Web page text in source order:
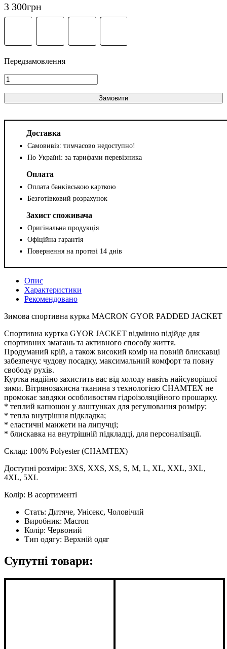
3 300грн
Замовити
Доставка
Самовивіз: тимчасово недоступно!
По Україні: за тарифами перевізника
Оплата
Оплата банківською карткою
Безготівковий розрахунок
Захист споживача
Оригінальна продукція
Офіційна гарантія
Повернення на протязі 14 днів
Опис
Характеристики
Рекомендовано
Зимова спортивна курка MACRON GYOR PADDED JACKET
Спортивна куртка GYOR JACKET відмінно підійде для
спортивних змагань та активного способу життя.
Продуманий крій, а також високий комір на повній блискавці
забезпечує чудову посадку, максимальний комфорт та повну
свободу рухів.
Куртка надійно захистить вас від холоду навіть найсуворішої
зими. Вітрянозахисна тканина з технологією CHAMTEX не
промокає завдяки особливостям гідроізоляційного прошарку.
* теплий капюшон у лаштунках для регулювання розміру;
* тепла внутрішня підкладка;
* еластичні манжети на липучці;
* блискавка на внутрішній підкладці, для персоналізації.
Склад: 100% Polyester (CHAMTEX)
Доступні розміри: 3XS, XXS, XS, S, M, L, XL, XXL, 3XL,
4XL, 5XL
Колір: В асортименті
Стать: Дитяче, Унісекс, Чоловічий
Виробник: Macron
Колір: Червоний
Тип одягу: Верхній одяг
Супутні товари: